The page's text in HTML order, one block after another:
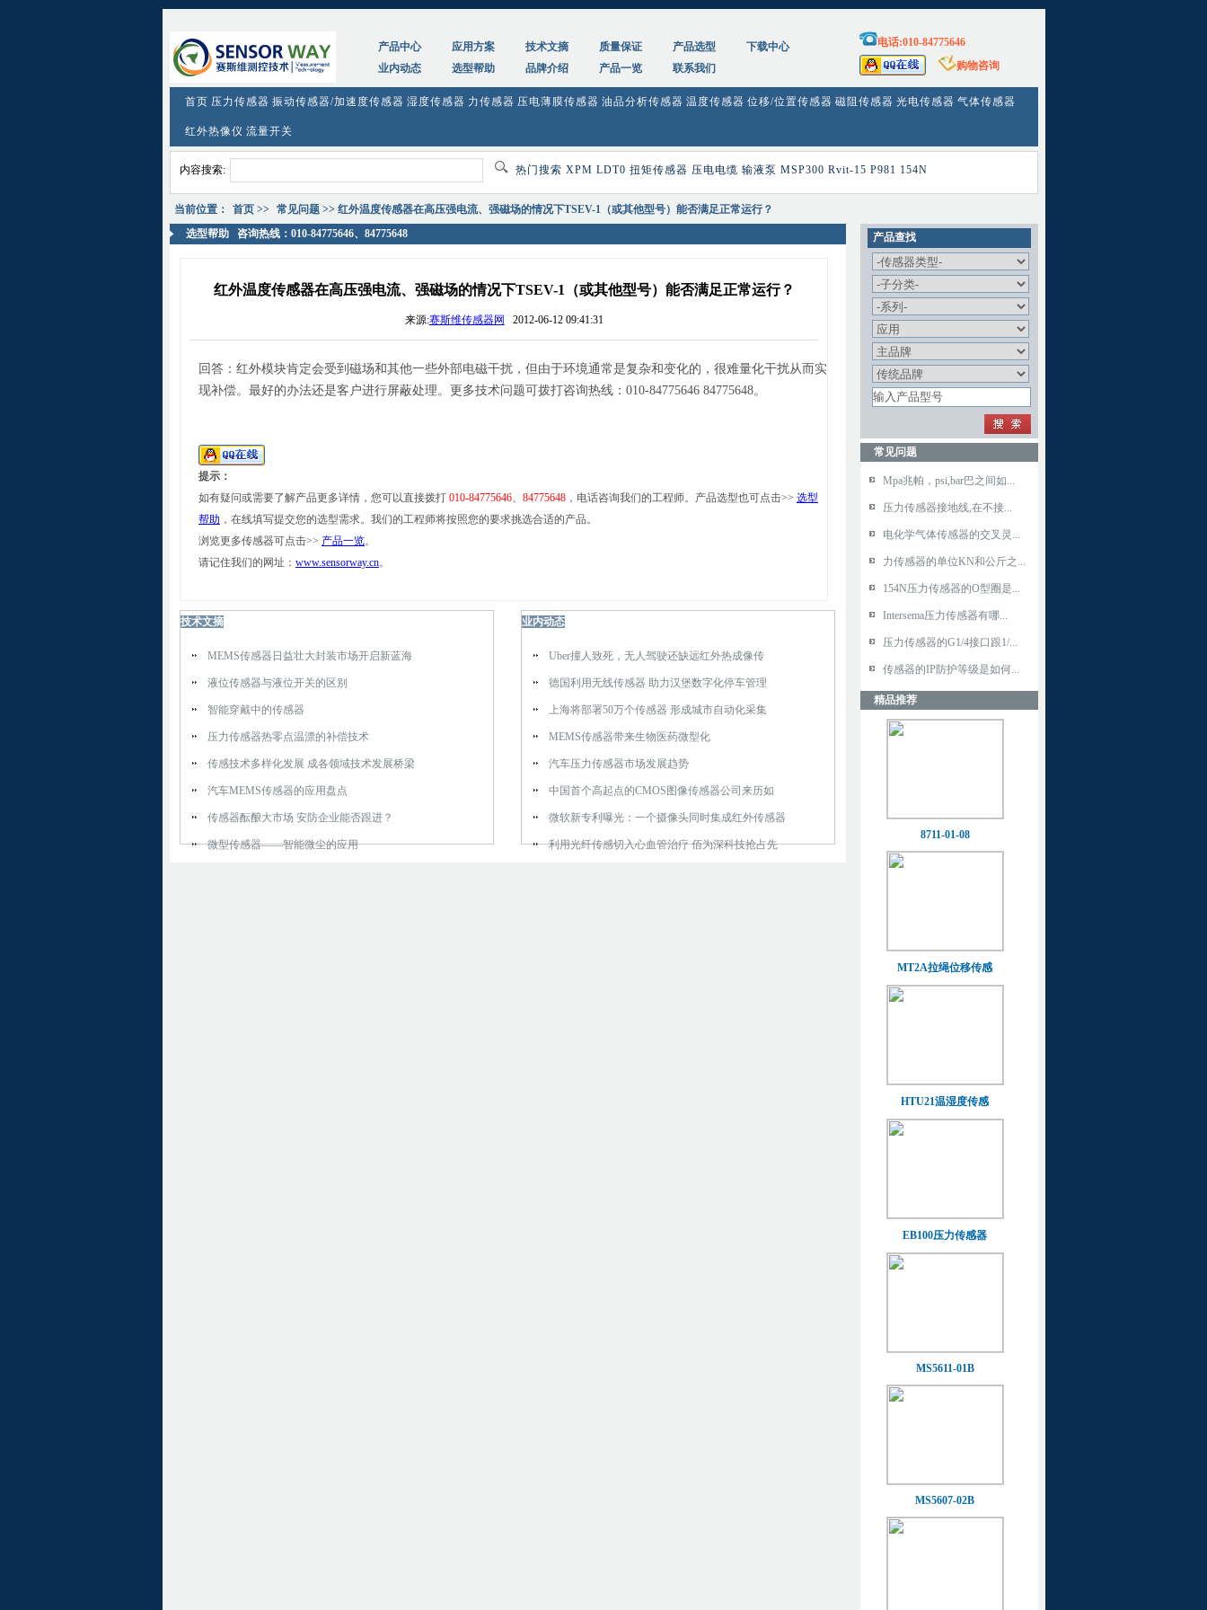
产品中心
应用方案 技术文摘 质量保证 产品选型
下载中心
业内动态
选型帮助 品牌介绍 产品一览 联系我们
电话:010-84775646
购物咨询
首页 压力传感器 振动传感器/加速度传感器 湿度传感器 力传感器 压电薄膜传感器 油品分析传感器 温度传感器 位移/位置传感器 磁阻传感器 光电传感器 气体传感器
红外热像仪 流量开关
内容搜索: 热门搜索 XPM LDT0 扭矩传感器 压电电缆 输液泵 MSP300 Rvit-15 P981 154N
当前位置： 首页>> 常见问题>> 红外温度传感器在高压强电流、强磁场的情况下TSEV-1（或其他型号）能否满足正常运行？
选型帮助咨询热线：010-84775646、84775648
红外温度传感器在高压强电流、强磁场的情况下TSEV-1（或其他型号）能否满足正常运行？
来源:赛斯维传感器网 2012-06-12 09:41:31
回答：红外模块肯定会受到磁场和其他一些外部电磁干扰，但由于环境通常是复杂和变化的，很难量化干扰从而实
现补偿。最好的办法还是客户进行屏蔽处理。更多技术问题可拨打咨询热线：010-84775646 84775648。
提示：
如有疑问或需要了解产品更多详情，您可以直接拨打 010-84775646、 84775648 ，电话咨询我们的工程师。产品选型也可点击>> 选型
帮助 ，在线填写提交您的选型需求。我们的工程师将按照您的要求挑选合适的产品。
浏览更多传感器可点击>> 产品一览。
请记住我们的网址： www.sensorway.cn。
技术文摘
MEMS传感器日益壮大封装市场开启新蓝海
液位传感器与液位开关的区别
智能穿戴中的传感器
压力传感器热零点温漂的补偿技术
传感技术多样化发展 成各领域技术发展桥梁
汽车MEMS传感器的应用盘点
传感器酝酿大市场 安防企业能否跟进？
微型传感器——智能微尘的应用
业内动态
Uber撞人致死，无人驾驶还缺远红外热成像传
德国利用无线传感器 助力汉堡数字化停车管理
上海将部署50万个传感器 形成城市自动化采集
MEMS传感器带来生物医药微型化
汽车压力传感器市场发展趋势
中国首个高起点的CMOS图像传感器公司来历如
微软新专利曝光：一个摄像头同时集成红外传感器
利用光纤传感切入心血管治疗 佰为深科技抢占先
产品查找
常见问题
Mpa兆帕，psi,bar巴之间如...
压力传感器接地线,在不接...
电化学气体传感器的交叉灵...
力传感器的单位KN和公斤之...
154N压力传感器的O型圈是...
Intersema压力传感器有哪...
压力传感器的G1/4接口跟1/...
传感器的IP防护等级是如何...
精品推荐
8711-01-08
MT2A拉绳位移传感
HTU21温湿度传感
EB100压力传感器
MS5611-01B
MS5607-02B